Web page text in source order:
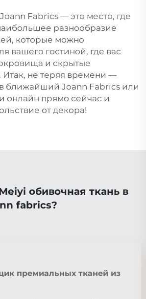
Fabrics — это место, где
разнообразие
которые можно
вашего гостиной, где вас
и скрытые
Итак, не теряя времени —
ближайший Joann Fabrics или
онлайн прямо сейчас и
от декора!
обивочная ткань в
fabrics?
премиальных тканей из